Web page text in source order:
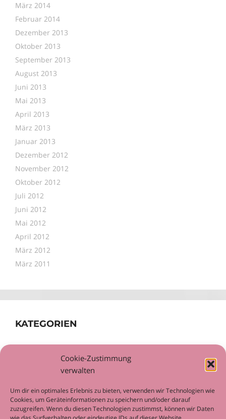
Cookie-Zustimmung
verwalten
Um dir ein optimales Erlebnis zu bieten, verwenden wir Technologien wie
Cookies, um Geräteinformationen zu speichern und/oder darauf
zuzugreifen. Wenn du diesen Technologien zustimmst, können wir Daten
März 2014
Februar 2014
Dezember 2013
Oktober 2013
September 2013
August 2013
Juni 2013
Mai 2013
April 2013
März 2013
Januar 2013
Dezember 2012
November 2012
Oktober 2012
Juli 2012
Juni 2012
Mai 2012
April 2012
März 2012
März 2011
KATEGORIEN